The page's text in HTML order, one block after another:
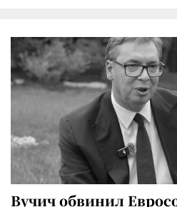
Вучич обвинил